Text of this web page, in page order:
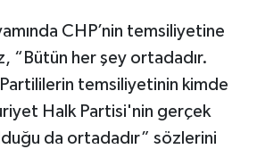
CHP’nin temsiliyetine
“Bütün her şey ortadadır.
temsiliyetinin kimde
Halk Partisi'nin gerçek
da ortadadır” sözlerini